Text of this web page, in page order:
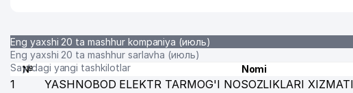
32 MUHAMMAD AL-XORAZMIY NOMIDAGI TOSHKENT AXBOROT
LRB CONSTRUCTION MChJ
Eng yaxshi 20 ta mashhur kompaniya (июль)
Eng yaxshi 20 ta mashhur sarlavha (июль)
Saytdagi yangi tashkilotlar
№ Nomi
1 YASHNOBOD ELEKTR TARMOG'I NOSOZLIKLARI XIZMATI